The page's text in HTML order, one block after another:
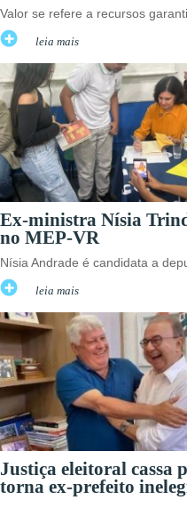
Valor se refere a recursos
leia mais
Ex-ministra Nísia
no MEP-VR
Nísia Andrade é candidata a
leia mais
Justiça eleitoral cassa
torna ex-prefeito